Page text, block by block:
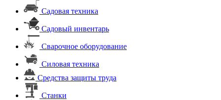
Садовая техника
Садовый инвентарь
Сварочное оборудование
Силовая техника
Средства защиты труда
Станки